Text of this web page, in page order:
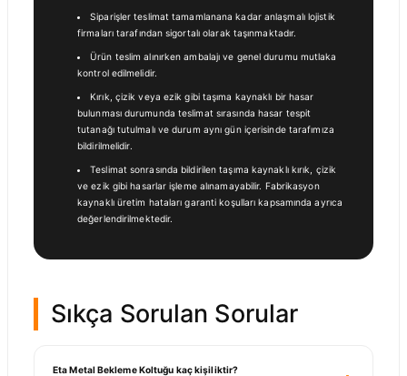
Siparişler teslimat tamamlanana kadar anlaşmalı lojistik
firmaları tarafından sigortalı olarak taşınmaktadır.
Ürün teslim alınırken ambalajı ve genel durumu mutlaka
kontrol edilmelidir.
Kırık, çizik veya ezik gibi taşıma kaynaklı bir hasar
bulunması durumunda teslimat sırasında hasar tespit
tutanağı tutulmalı ve durum aynı gün içerisinde tarafımıza
bildirilmelidir.
Teslimat sonrasında bildirilen taşıma kaynaklı kırık, çizik
ve ezik gibi hasarlar işleme alınamayabilir. Fabrikasyon
kaynaklı üretim hataları garanti koşulları kapsamında ayrıca
değerlendirilmektedir.
Sıkça Sorulan Sorular
Eta Metal Bekleme Koltuğu kaç kişiliktir?